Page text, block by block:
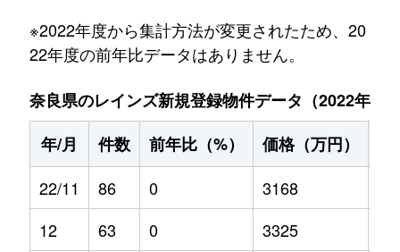
※2022年度から集計方法が変更されたため、20
22年度の前年比データはありません。
奈良県のレインズ新規登録物件データ（2022年11
年/月
件数 前年比（%） 価格（万円）
22/11
86 0 3168
12
63 0 3325